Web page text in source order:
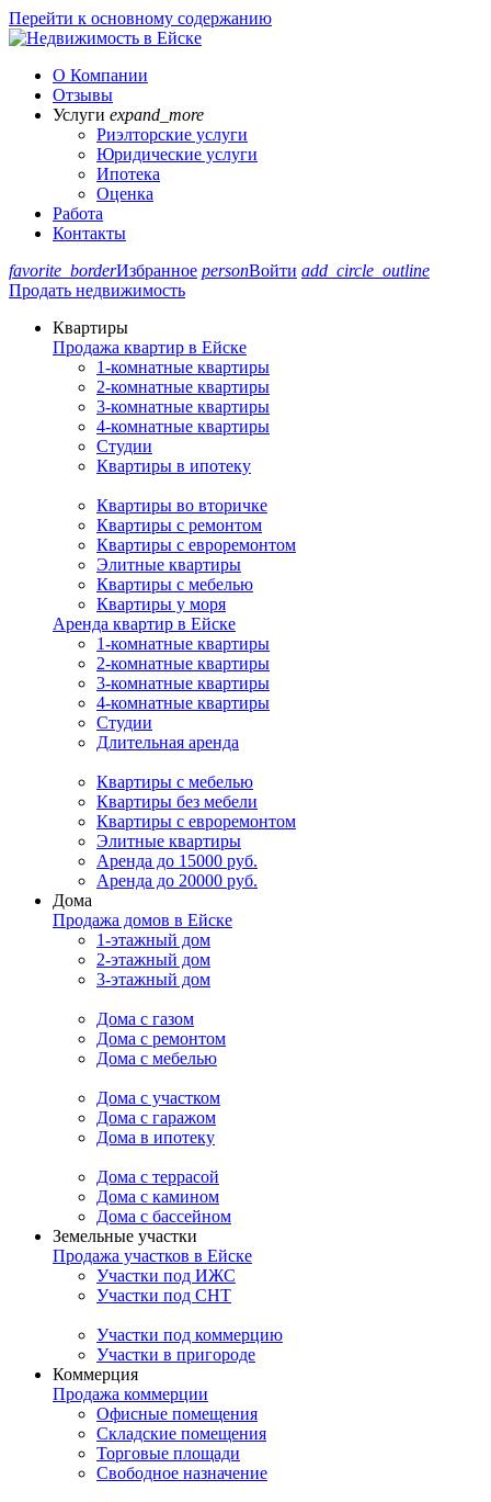
Перейти к основному содержанию
О Компании
Отзывы
Услуги expand_more
Риэлторские услуги
Юридические услуги
Ипотека
Оценка
Работа
Контакты
favorite_borderИзбранное personВойти add_circle_outline
Продать недвижимость
Квартиры
Продажа квартир в Ейске
1-комнатные квартиры
2-комнатные квартиры
3-комнатные квартиры
4-комнатные квартиры
Студии
Квартиры в ипотеку
Квартиры во вторичке
Квартиры с ремонтом
Квартиры с евроремонтом
Элитные квартиры
Квартиры с мебелью
Квартиры у моря
Аренда квартир в Ейске
1-комнатные квартиры
2-комнатные квартиры
3-комнатные квартиры
4-комнатные квартиры
Студии
Длительная аренда
Квартиры с мебелью
Квартиры без мебели
Квартиры с евроремонтом
Элитные квартиры
Аренда до 15000 руб.
Аренда до 20000 руб.
Дома
Продажа домов в Ейске
1-этажный дом
2-этажный дом
3-этажный дом
Дома с газом
Дома с ремонтом
Дома с мебелью
Дома с участком
Дома с гаражом
Дома в ипотеку
Дома с террасой
Дома с камином
Дома с бассейном
Земельные участки
Продажа участков в Ейске
Участки под ИЖС
Участки под СНТ
Участки под коммерцию
Участки в пригороде
Коммерция
Продажа коммерции
Офисные помещения
Складские помещения
Торговые площади
Свободное назначение